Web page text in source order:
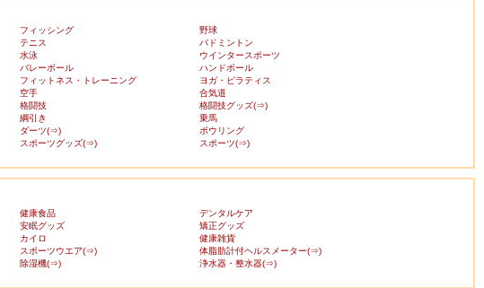
フィッシング
野球
テニス
バドミントン
水泳
ウインタースポーツ
バレーボール
ハンドボール
フィットネス・トレーニング
ヨガ・ピラティス
空手
合気道
格闘技
格闘技グッズ(⇒)
綱引き
乗馬
ダーツ(⇒)
ボウリング
スポーツグッズ(⇒)
スポーツ(⇒)
健康食品
デンタルケア
安眠グッズ
矯正グッズ
カイロ
健康雑貨
スポーツウエア(⇒)
体脂肪計付ヘルスメーター(⇒)
除湿機(⇒)
浄水器・整水器(⇒)